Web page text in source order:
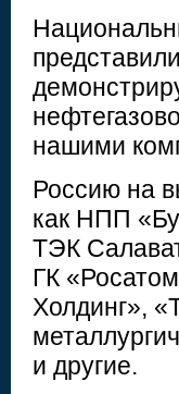
нашими
Россию на
как НПП
ТЭК
ГК
Холдинг»,
и другие.